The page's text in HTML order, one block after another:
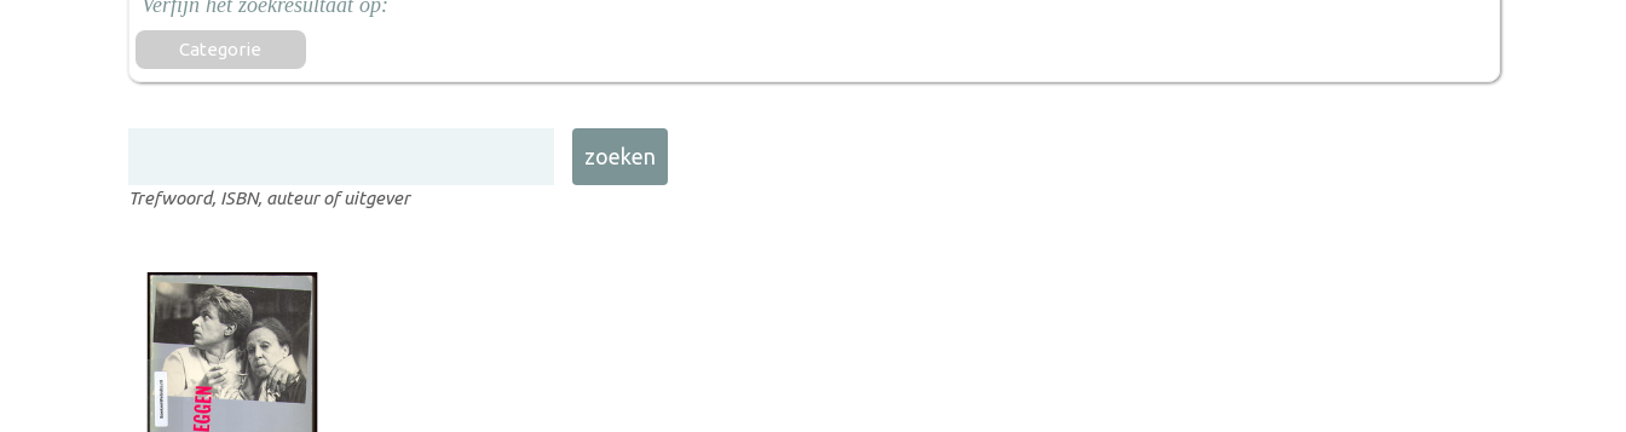
Categorie
Trefwoord, ISBN, auteur of uitgever